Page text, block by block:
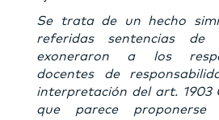
Se trata de un hecho
referidas sentencias
exoneraron a los
docentes de
interpretación del art. 1903
que parece